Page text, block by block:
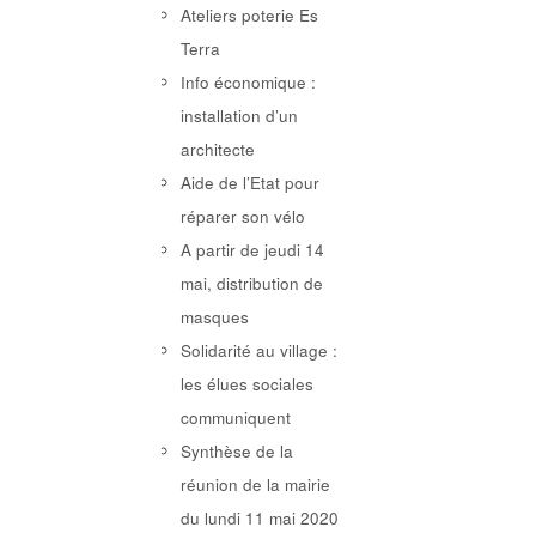
Ateliers poterie Es
Terra
Info économique :
installation d’un
architecte
Aide de l’Etat pour
réparer son vélo
A partir de jeudi 14
mai, distribution de
masques
Solidarité au village :
les élues sociales
communiquent
Synthèse de la
réunion de la mairie
du lundi 11 mai 2020